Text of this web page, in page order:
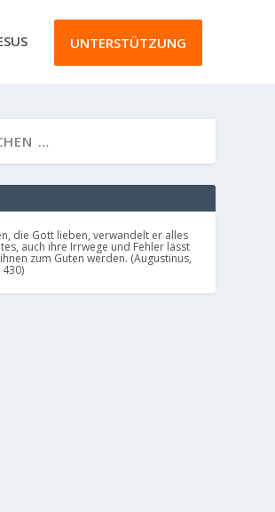
UNTERSTÜTZUNG
die Gott lieben, verwandelt er alles
auch ihre Irrwege und Fehler lässt
zum Guten werden. (Augustinus,
430)